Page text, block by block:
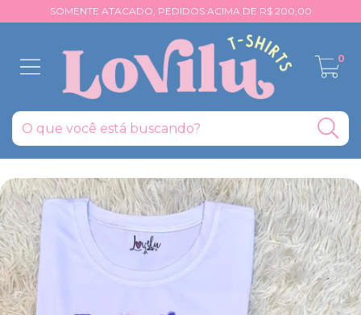
SOMENTE ATACADO, PEDIDOS ACIMA DE R$ 200,00
0